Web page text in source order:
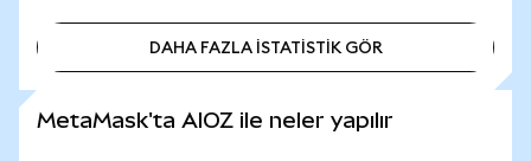
DAHA FAZLA İSTATİSTİK GÖR
MetaMask'ta AIOZ ile neler yapılır